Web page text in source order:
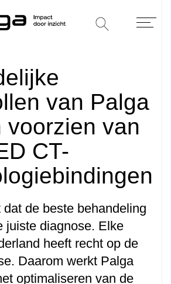
van Palga
voorzien van
CT-
de beste behandeling
juiste diagnose. Elke
heeft recht op de
Daarom werkt Palga
optimaliseren van de